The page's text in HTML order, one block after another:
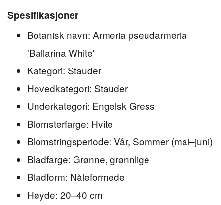
Spesifikasjoner
Botanisk navn: Armeria pseudarmeria
'Ballarina White'
Kategori: Stauder
Hovedkategori: Stauder
Underkategori: Engelsk Gress
Blomsterfarge: Hvite
Blomstringsperiode: Vår, Sommer (mai–juni)
Bladfarge: Grønne, grønnlige
Bladform: Nåleformede
Høyde: 20–40 cm